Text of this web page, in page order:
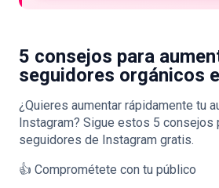
5 consejos para
seguidores orgánicos
¿Quieres aumentar rápidamente tu
Instagram? Sigue estos 5 consejos
seguidores de Instagram gratis.
👍 Comprométete con tu público